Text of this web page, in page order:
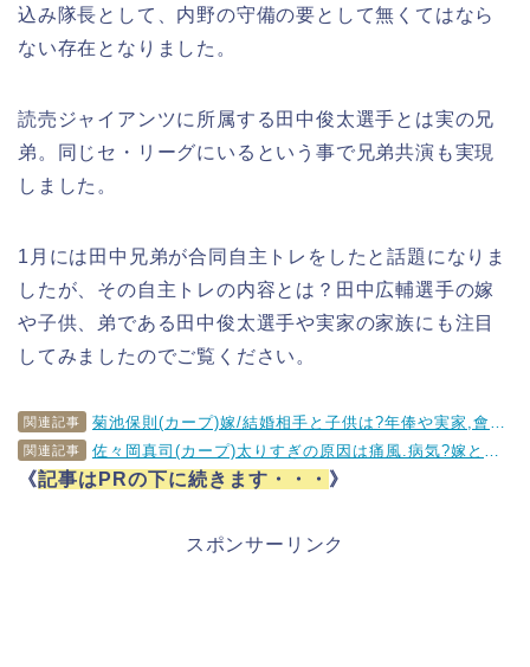
込み隊長として、内野の守備の要として無くてはなら
ない存在となりました。
読売ジャイアンツに所属する田中俊太選手とは実の兄
弟。同じセ・リーグにいるという事で兄弟共演も実現
しました。
1月には田中兄弟が合同自主トレをしたと話題になりま
したが、その自主トレの内容とは？田中広輔選手の嫁
や子供、弟である田中俊太選手や実家の家族にも注目
してみましたのでご覧ください。
関連記事
関連記事
《記事はPRの下に続きます・・・ 》
スポンサーリンク